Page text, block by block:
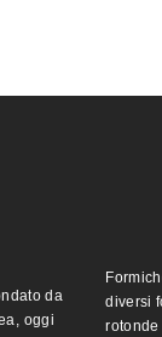
da
oggi
diversi